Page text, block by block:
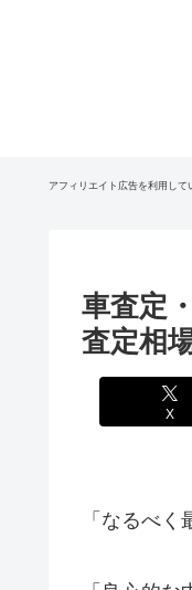
アフィリエイト広告を利用して
車査定
査定相
X
「なるべ